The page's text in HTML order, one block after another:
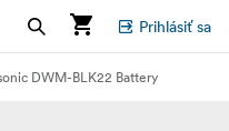
Prihlásiť sa
DWM-BLK22 Battery